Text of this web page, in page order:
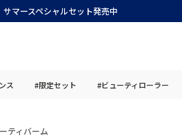
サマースペシャルセット発売中
ス #限定セット #ビューティローラー
ティバーム